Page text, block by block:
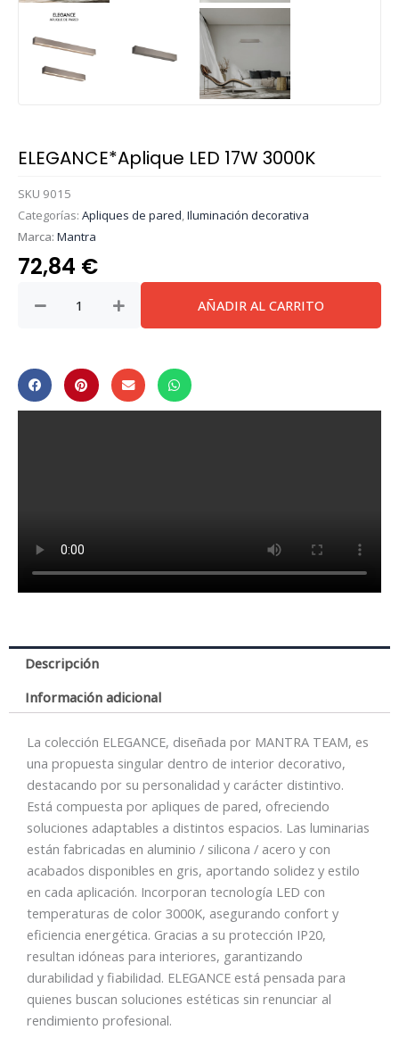
ELEGANCE*Aplique LED 17W 3000K
SKU 9015
Categorías: Apliques de pared,Iluminación decorativa
Marca: Mantra
72,84 €
ELEGANCE*Aplique
LED
cantidad
AÑADIR AL CARRITO
Descripción
Información adicional
La colección ELEGANCE, diseñada por MANTRA TEAM, es
una propuesta singular dentro de interior decorativo,
destacando por su personalidad y carácter distintivo.
Está compuesta por apliques de pared, ofreciendo
soluciones adaptables a distintos espacios. Las luminarias
están fabricadas en aluminio / silicona / acero y con
acabados disponibles en gris, aportando solidez y estilo
en cada aplicación. Incorporan tecnología LED con
temperaturas de color 3000K, asegurando confort y
eficiencia energética. Gracias a su protección IP20,
resultan idóneas para interiores, garantizando
durabilidad y fiabilidad. ELEGANCE está pensada para
quienes buscan soluciones estéticas sin renunciar al
rendimiento profesional.